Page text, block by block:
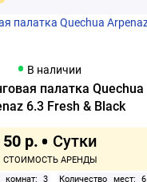
В наличии
палатка Quechua
6.3 Fresh & Black
50 р.
комнат: 3
Количество мест: 6